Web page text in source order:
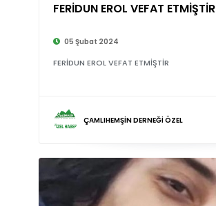
FERİDUN EROL VEFAT ETMİŞTİR
05 Şubat 2024
FERİDUN EROL VEFAT ETMİŞTİR
ÇAMLIHEMŞİN DERNEĞİ ÖZEL